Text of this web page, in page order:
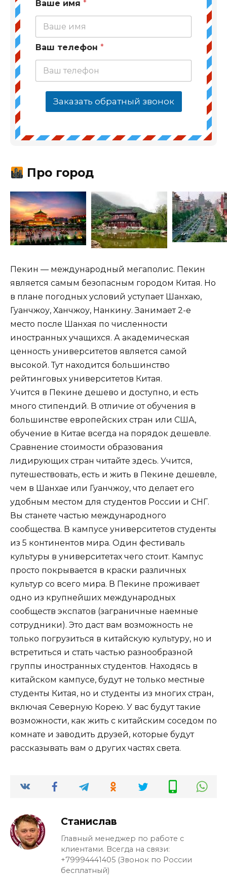
Ваше имя *
Ваш телефон *
Заказать обратный звонок
Про город
Пекин — международный мегаполис. Пекин
является самым безопасным городом Китая. Но
в плане погодных условий уступает Шанхаю,
Гуанчжоу, Ханчжоу, Нанкину. Занимает 2-е
место после Шанхая по численности
иностранных учащихся. А академическая
ценность университетов является самой
высокой. Тут находится большинство
рейтинговых университетов Китая.
Учится в Пекине дешево и доступно, и есть
много стипендий. В отличие от обучения в
большинстве европейских стран или США,
обучение в Китае всегда на порядок дешевле.
Сравнение стоимости образования
лидирующих стран читайте здесь. Учится,
путешествовать, есть и жить в Пекине дешевле,
чем в Шанхае или Гуанчжоу, что делает его
удобным местом для студентов России и СНГ.
Вы станете частью международного
сообщества. В кампусе университетов студенты
из 5 континентов мира. Один фестиваль
культуры в университетах чего стоит. Кампус
просто покрывается в краски различных
культур со всего мира. В Пекине проживает
одно из крупнейших международных
сообществ экспатов (заграничные наемные
сотрудники). Это даст вам возможность не
только погрузиться в китайскую культуру, но и
встретиться и стать частью разнообразной
группы иностранных студентов. Находясь в
китайском кампусе, будут не только местные
студенты Китая, но и студенты из многих стран,
включая Северную Корею. У вас будут такие
возможности, как жить с китайским соседом по
комнате и заводить друзей, которые будут
рассказывать вам о других частях света.
Станислав
Главный менеджер по работе с
клиентами. Всегда на связи:
+79994441405 (Звонок по России
бесплатный)